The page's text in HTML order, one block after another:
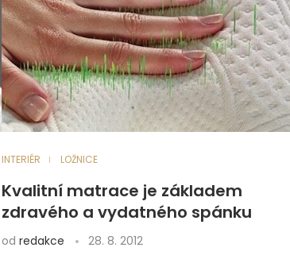
INTERIÉR LOŽNICE
Kvalitní matrace je základem
zdravého a vydatného spánku
od redakce 28. 8. 2012